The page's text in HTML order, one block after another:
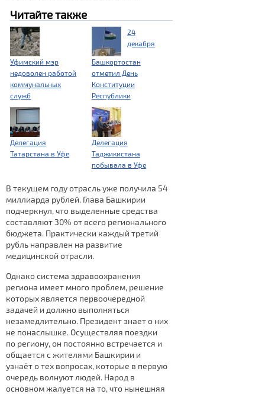
Читайте также
Уфимский мэр
недоволен работой
коммунальных
служб
24
декабря
Башкортостан
отметил День
Конституции
Республики
Делегация
Татарстана в Уфе
Делегация
Таджикистана
побывала в Уфе
В текущем году отрасль уже получила 54
миллиарда рублей. Глава Башкирии
подчеркнул, что выделенные средства
составляют 30% от всего регионального
бюджета. Практически каждый третий
рубль направлен на развитие
медицинской отрасли.
Однако система здравоохранения
региона имеет много проблем, решение
которых является первоочередной
задачей и должно выполняться
незамедлительно. Президент знает о них
не понаслышке. Осуществляя поездки
по региону, он постоянно встречается и
общается с жителями Башкирии и
узнаёт о тех вопросах, которые в первую
очередь волнуют людей. Народ в
основном жалуется на то, что нынешняя